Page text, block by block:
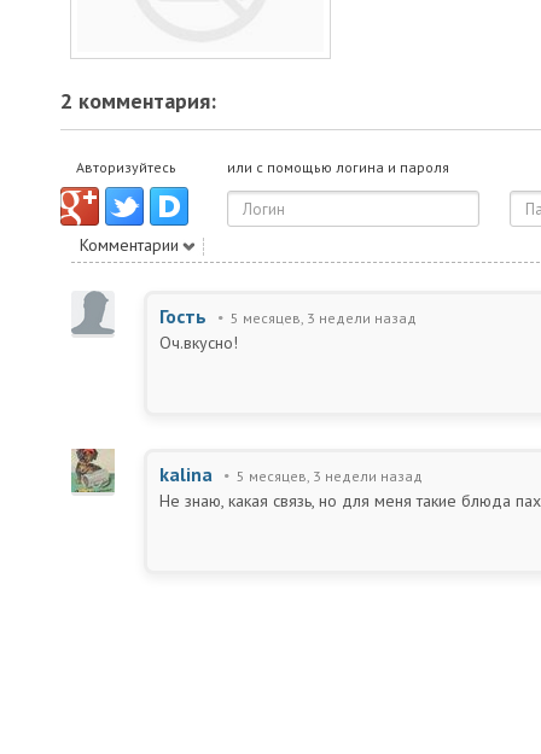
2 комментария:
Авторизуйтесь или с помощью логина и пароля
Комментарии
Гость 5 месяцев, 3 недели назад
Оч.вкусно!
kalina 5 месяцев, 3 недели назад
Не знаю, какая связь, но для меня такие блюда